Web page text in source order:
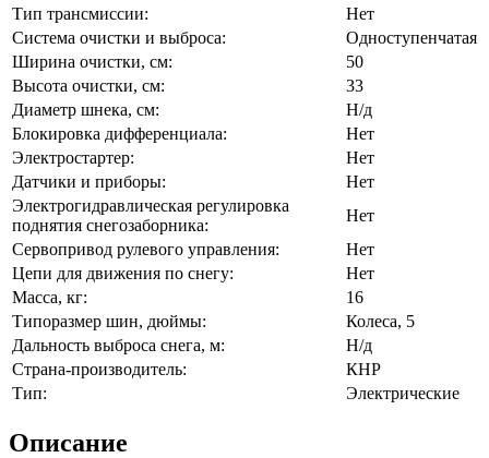
Тип трансмиссии:
Нет
Система очистки и выброса:
Одноступенчатая
Ширина очистки, см:
50
Высота очистки, см:
33
Диаметр шнека, см:
Н/д
Блокировка дифференциала:
Нет
Электростартер:
Нет
Датчики и приборы:
Нет
Электрогидравлическая регулировка
поднятия снегозаборника:
Нет
Сервопривод рулевого управления:
Нет
Цепи для движения по снегу:
Нет
Масса, кг:
16
Типоразмер шин, дюймы:
Колеса, 5
Дальность выброса снега, м:
Н/д
Страна-производитель:
КНР
Тип:
Электрические
Описание